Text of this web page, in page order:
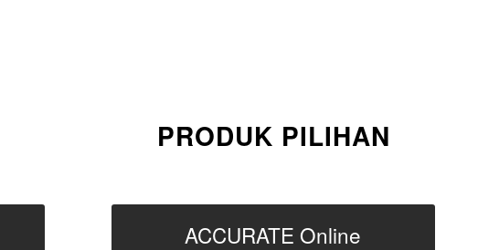
PRODUK PILIHAN
ACCURATE Online